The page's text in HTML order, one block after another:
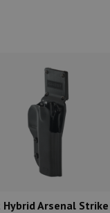
Arsenal Strike